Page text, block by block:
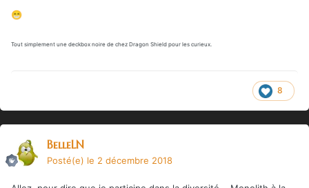
😁
Tout simplement une deckbox noire de chez Dragon Shield pour les curieux.
8
BelleLN
Posté(e) le 2 décembre 2018